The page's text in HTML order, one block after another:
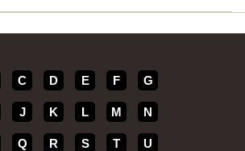
C D E F G
J K L M N
Q R S T U